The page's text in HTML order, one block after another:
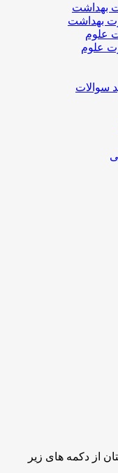
بهداشت
بهداشت
علوم
علوم
سوالات
از دکمه های زیر